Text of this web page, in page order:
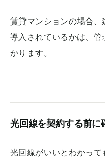
賃貸マンションの場合
導入されているかは、
かります。
光回線を契約する前に
光回線がいいとわかっ